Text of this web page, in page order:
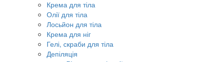
Крема для тіла
Олії для тіла
Лосьйон для тіла
Крема для ніг
Гелі, скраби для тіла
Депіляція